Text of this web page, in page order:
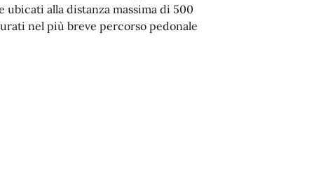
alla distanza massima di 500
nel più breve percorso pedonale